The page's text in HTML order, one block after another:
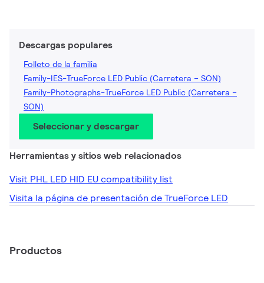
Descargas populares
Folleto de la familia
Family-IES-TrueForce LED Public (Carretera – SON)
Family-Photographs-TrueForce LED Public (Carretera –
SON)
Seleccionar y descargar
Herramientas y sitios web relacionados
Visit PHL LED HID EU compatibility list
Visita la página de presentación de TrueForce LED
Productos